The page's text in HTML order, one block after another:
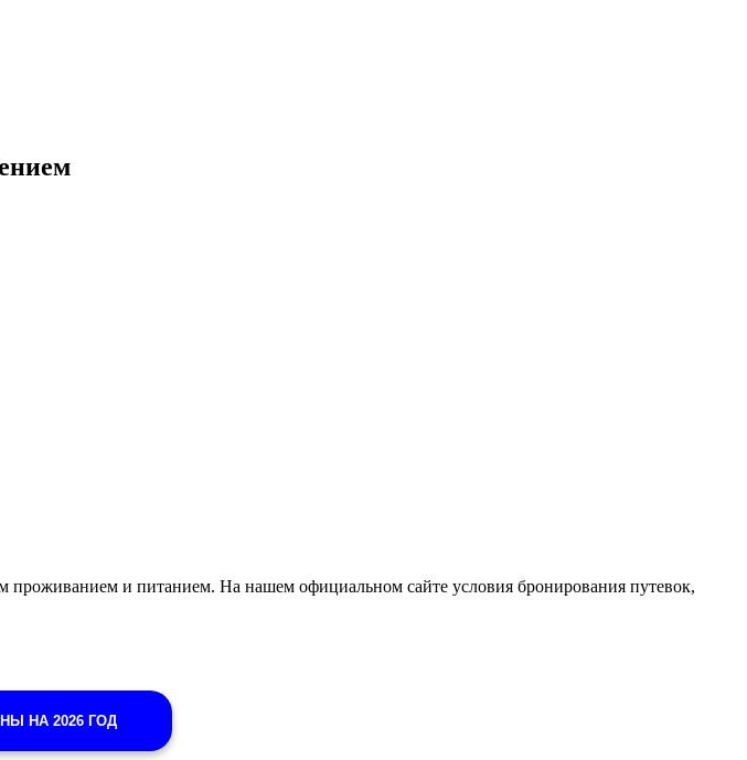
и питанием. На нашем официальном сайте условия бронирования путевок,
НА 2026 ГОД